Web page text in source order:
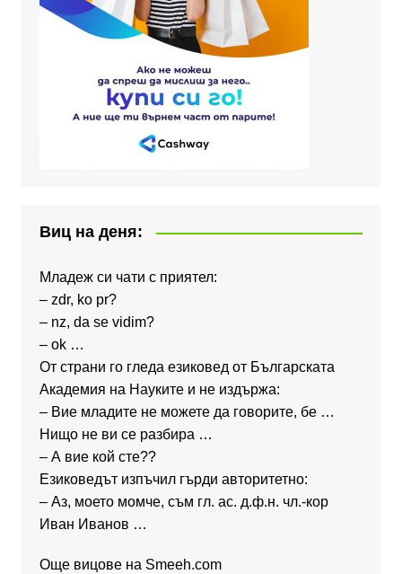
Виц на деня:
Младеж си чати с приятел:
– zdr, ko pr?
– nz, da se vidim?
– ok …
От страни го гледа езиковед от Българската
Академия на Науките и не издържа:
– Вие младите не можете да говорите, бе …
Нищо не ви се разбира …
– А вие кой сте??
Езиковедът изпъчил гърди авторитетно:
– Аз, моето момче, съм гл. ас. д.ф.н. чл.-кор
Иван Иванов …
Още вицове на Smeeh.com